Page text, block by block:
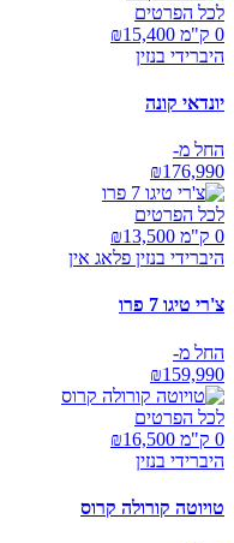
לכל הפרטים
0 ק"מ ₪
15,400
היברידי בנזין
יונדאי קונה
החל מ-
₪176,990
לכל הפרטים
0 ק"מ ₪
13,500
היברידי בנזין פלאג אין
צ'רי טיגו 7 פרו
החל מ-
₪159,990
לכל הפרטים
0 ק"מ ₪
16,500
היברידי בנזין
טויוטה קורולה קרוס